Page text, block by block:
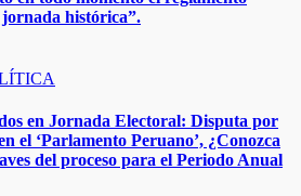
histórica”.
en Jornada Electoral: Disputa por
el ‘Parlamento Peruano’, ¿Conozca
del proceso para el Periodo Anual